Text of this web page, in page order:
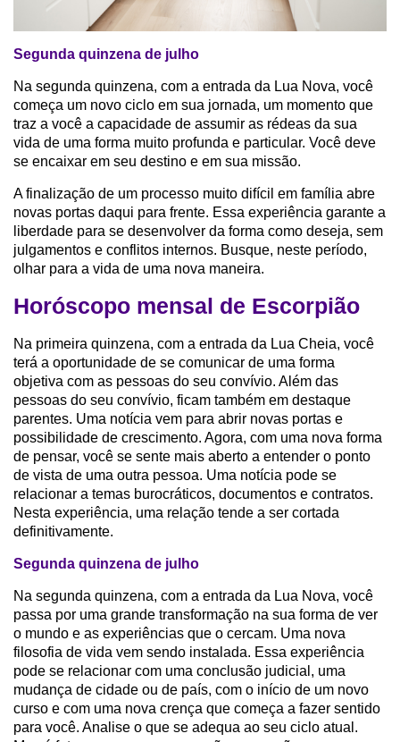
Segunda quinzena de julho
Na segunda quinzena, com a entrada da Lua Nova, você
começa um novo ciclo em sua jornada, um momento que
traz a você a capacidade de assumir as rédeas da sua
vida de uma forma muito profunda e particular. Você deve
se encaixar em seu destino e em sua missão.
A finalização de um processo muito difícil em família abre
novas portas daqui para frente. Essa experiência garante a
liberdade para se desenvolver da forma como deseja, sem
julgamentos e conflitos internos. Busque, neste período,
olhar para a vida de uma nova maneira.
Horóscopo mensal de Escorpião
Na primeira quinzena, com a entrada da Lua Cheia, você
terá a oportunidade de se comunicar de uma forma
objetiva com as pessoas do seu convívio. Além das
pessoas do seu convívio, ficam também em destaque
parentes. Uma notícia vem para abrir novas portas e
possibilidade de crescimento. Agora, com uma nova forma
de pensar, você se sente mais aberto a entender o ponto
de vista de uma outra pessoa. Uma notícia pode se
relacionar a temas burocráticos, documentos e contratos.
Nesta experiência, uma relação tende a ser cortada
definitivamente.
Segunda quinzena de julho
Na segunda quinzena, com a entrada da Lua Nova, você
passa por uma grande transformação na sua forma de ver
o mundo e as experiências que o cercam. Uma nova
filosofia de vida vem sendo instalada. Essa experiência
pode se relacionar com uma conclusão judicial, uma
mudança de cidade ou de país, com o início de um novo
curso e com uma nova crença que começa a fazer sentido
para você. Analise o que se adequa ao seu ciclo atual.